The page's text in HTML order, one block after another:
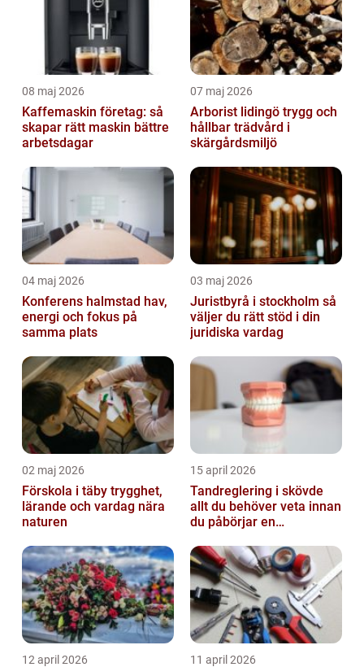
08 maj 2026
Kaffemaskin företag: så
skapar rätt maskin bättre
arbetsdagar
07 maj 2026
Arborist lidingö trygg och
hållbar trädvård i
skärgårdsmiljö
04 maj 2026
Konferens halmstad hav,
energi och fokus på
samma plats
03 maj 2026
Juristbyrå i stockholm så
väljer du rätt stöd i din
juridiska vardag
02 maj 2026
Förskola i täby trygghet,
lärande och vardag nära
naturen
15 april 2026
Tandreglering i skövde
allt du behöver veta innan
du påbörjar en
12 april 2026 11 april 2026